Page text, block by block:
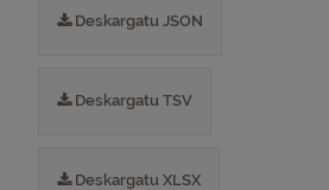
Deskargatu JSON
Deskargatu TSV
Deskargatu XLSX